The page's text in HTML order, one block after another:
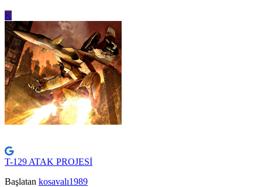
K
T-129 ATAK PROJESİ
Başlatan kosavalı1989